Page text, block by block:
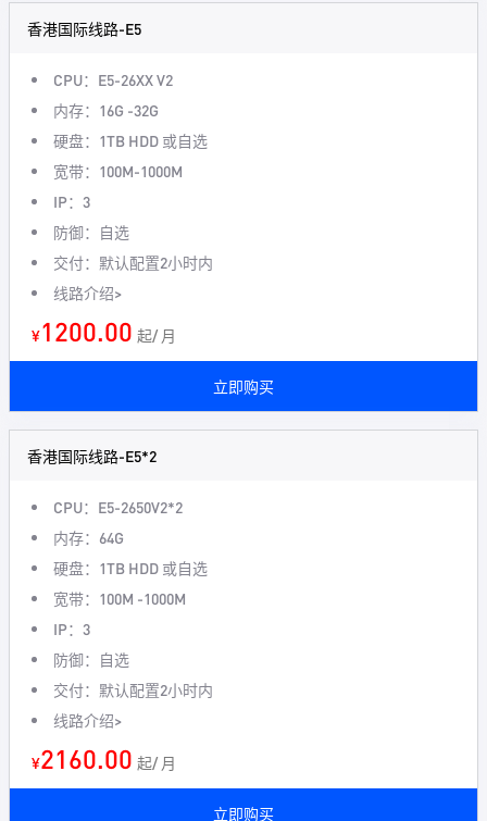
香港国际线路-E5
CPU：E5-26XX V2
内存：16G -32G
硬盘：1TB HDD 或自选
宽带：100M-1000M
IP：3
防御：自选
交付：默认配置2小时内
线路介绍>
¥1200.00 起/ 月
立即购买
香港国际线路-E5*2
CPU：E5-2650V2*2
内存：64G
硬盘：1TB HDD 或自选
宽带：100M -1000M
IP：3
防御：自选
交付：默认配置2小时内
线路介绍>
¥2160.00 起/ 月
立即购买